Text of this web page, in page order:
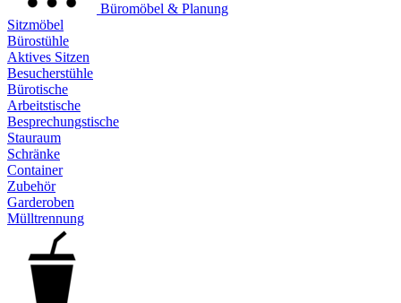
Büromöbel & Planung
Sitzmöbel
Bürostühle
Aktives Sitzen
Besucherstühle
Bürotische
Arbeitstische
Besprechungstische
Stauraum
Schränke
Container
Zubehör
Garderoben
Mülltrennung